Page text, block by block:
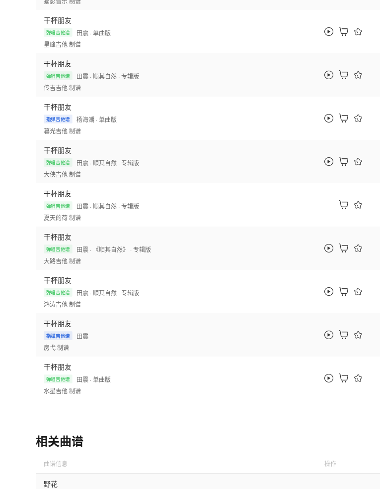
干杯朋友
弹唱吉他谱 田震 · 单曲版
星峰吉他制谱
干杯朋友
弹唱吉他谱 田震 · 顺其自然 · 专辑版
传吉吉他制谱
干杯朋友
指弹吉他谱 杨海潮 · 单曲版
暮光吉他制谱
干杯朋友
弹唱吉他谱 田震 · 顺其自然 · 专辑版
大侠吉他制谱
干杯朋友
弹唱吉他谱 田震 · 顺其自然 · 专辑版
夏天的荷制谱
干杯朋友
弹唱吉他谱 田震 · 《顺其自然》 · 专辑版
大路吉他制谱
干杯朋友
弹唱吉他谱 田震 · 顺其自然 · 专辑版
鸿涛吉他制谱
干杯朋友
指弹吉他谱
田震
房弋制谱
干杯朋友
弹唱吉他谱 田震 · 单曲版
水星吉他制谱
相关曲谱
曲谱信息 操作
野花